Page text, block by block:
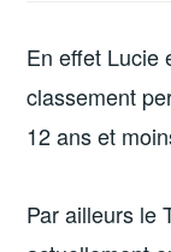
En effet Lucie
classement
12 ans et
Par ailleurs le